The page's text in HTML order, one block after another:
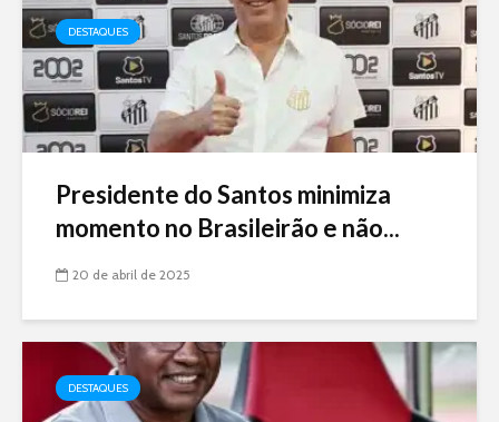
DESTAQUES
Presidente do Santos minimiza
momento no Brasileirão e não...
20 de abril de 2025
DESTAQUES